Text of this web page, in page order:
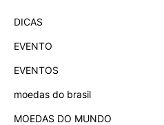
DICAS
EVENTO
EVENTOS
moedas do brasil
MOEDAS DO MUNDO